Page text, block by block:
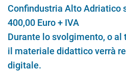
Confindustria Alto Adriatico
400,00 Euro + IVA
Durante lo svolgimento, o
il materiale didattico verrà
digitale.